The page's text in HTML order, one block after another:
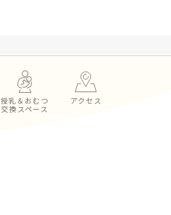
授乳＆おむつ
交換スペース
アクセス